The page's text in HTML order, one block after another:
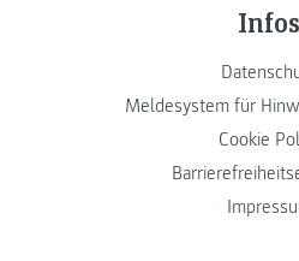
Infos
Meldesystem für
Cookie